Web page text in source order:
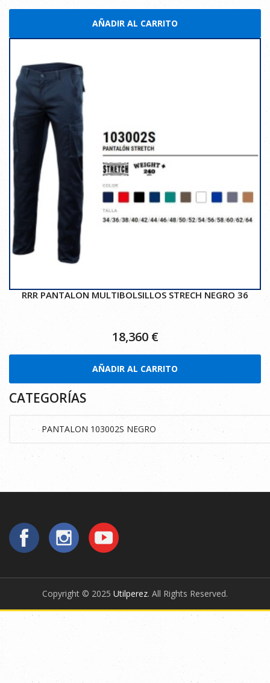
AÑADIR AL CARRITO
RRR PANTALON MULTIBOLSILLOS STRECH NEGRO 36
18,360€
AÑADIR AL CARRITO
CATEGORÍAS
Copyright © 2025 Utilperez. All Rights Reserved.